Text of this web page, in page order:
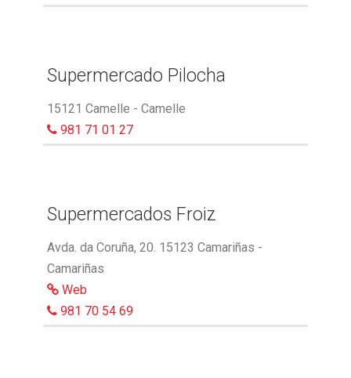
Supermercado Pilocha
15121 Camelle - Camelle
981 71 01 27
Supermercados Froiz
Avda. da Coruña, 20. 15123 Camariñas -
Camariñas
Web
981 70 54 69